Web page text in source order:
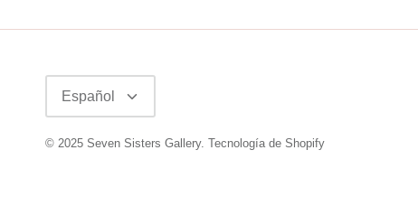
Idioma
Español
© 2025 Seven Sisters Gallery. Tecnología de Shopify